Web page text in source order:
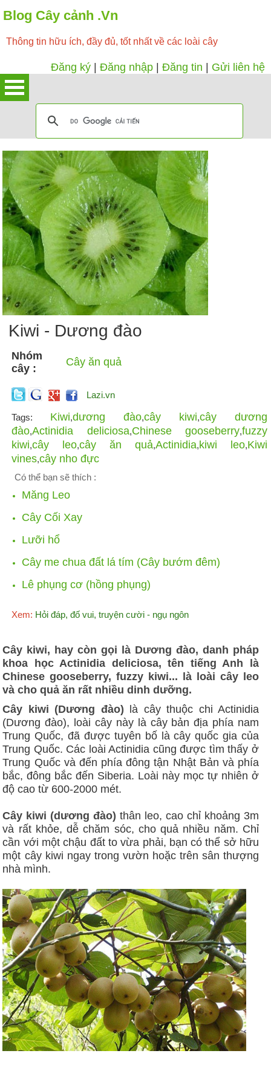
Blog Cây cảnh .Vn
Thông tin hữu ích, đầy đủ, tốt nhất về các loài cây
Đăng ký Đăng nhập Đăng tin Gửi liên hệ
Kiwi - Dương đào
Nhóm
cây :
Cây ăn quả
Lazi.vn
Tags: Kiwi,dương đào,cây kiwi,cây dương
đào,Actinidia deliciosa,Chinese gooseberry,fuzzy
kiwi,cây leo,cây ăn quả,Actinidia,kiwi leo,Kiwi
vines,cây nho đực
Có thể bạn sẽ thích :
Măng Leo
Cây Cối Xay
Lưỡi hổ
Cây me chua đất lá tím (Cây bướm đêm)
Lê phụng cơ (hồng phụng)
Xem: Hỏi đáp, đố vui, truyện cười - ngụ ngôn
Cây kiwi, hay còn gọi là Dương đào, danh pháp
khoa học Actinidia deliciosa, tên tiếng Anh là
Chinese gooseberry, fuzzy kiwi... là loài cây leo
và cho quả ăn rất nhiều dinh dưỡng.
Cây kiwi (Dương đào) là cây thuộc chi Actinidia
(Dương đào), loài cây này là cây bản địa phía nam
Trung Quốc, đã được tuyên bố là cây quốc gia của
Trung Quốc. Các loài Actinidia cũng được tìm thấy ở
Trung Quốc và đến phía đông tận Nhật Bản và phía
bắc, đông bắc đến Siberia. Loài này mọc tự nhiên ở
độ cao từ 600-2000 mét.
Cây kiwi (dương đào) thân leo, cao chỉ khoảng 3m
và rất khỏe, dễ chăm sóc, cho quả nhiều năm. Chỉ
cần với một chậu đất to vừa phải, bạn có thể sở hữu
một cây kiwi ngay trong vườn hoặc trên sân thượng
nhà mình.